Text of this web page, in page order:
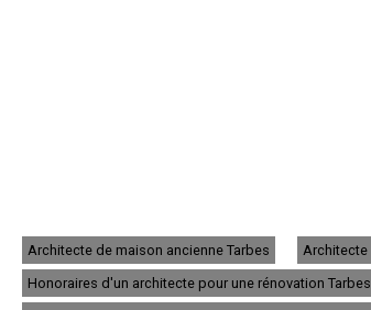
Architecte de maison ancienne Tarbes Architecte
Honoraires d'un architecte pour une rénovation Tarbes